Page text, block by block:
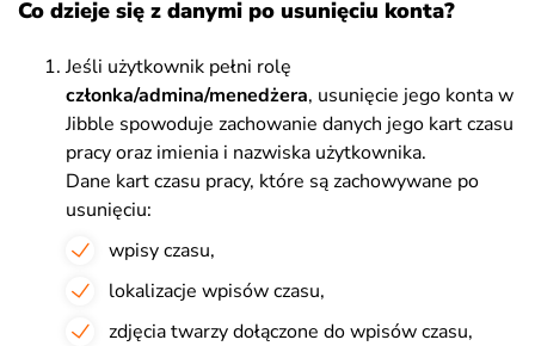
Co dzieje się z danymi po usunięciu konta?
Jeśli użytkownik pełni rolę
członka/admina/menedżera, usunięcie jego konta w
Jibble spowoduje zachowanie danych jego kart czasu
pracy oraz imienia i nazwiska użytkownika.
Dane kart czasu pracy, które są zachowywane po
usunięciu:
wpisy czasu,
lokalizacje wpisów czasu,
zdjęcia twarzy dołączone do wpisów czasu,